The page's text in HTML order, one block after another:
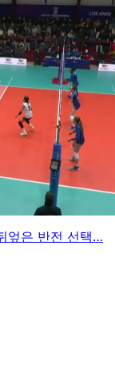
엎은 반전 선택…